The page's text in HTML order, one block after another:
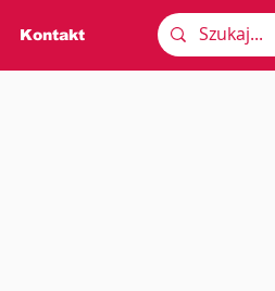
Kontakt